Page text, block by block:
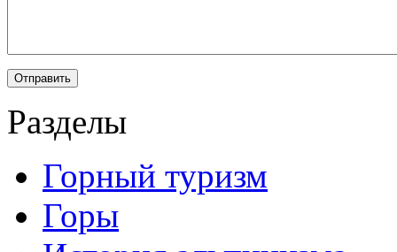
Разделы
Горный туризм
Горы